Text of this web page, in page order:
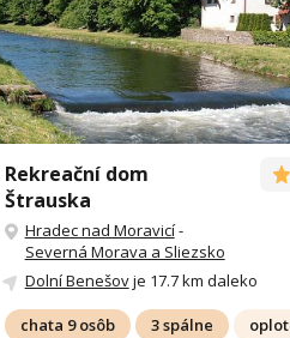
Rekreační dom
Štrauska
Hradec nad Moravicí-
Severná Morava a Sliezsko
Dolní Benešovje 17.7 km daleko
chata 9 osôb 3 spálne